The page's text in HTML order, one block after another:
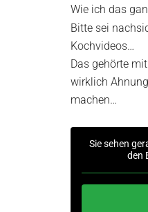
Wie ich das
Bitte sei
Kochvideos…
Das gehörte
wirklich
machen…
Sie sehen
den